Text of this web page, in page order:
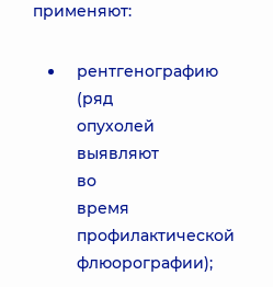
применяют:
рентгенографию
(ряд
опухолей
выявляют
во
время
профилактической
флюорографии);